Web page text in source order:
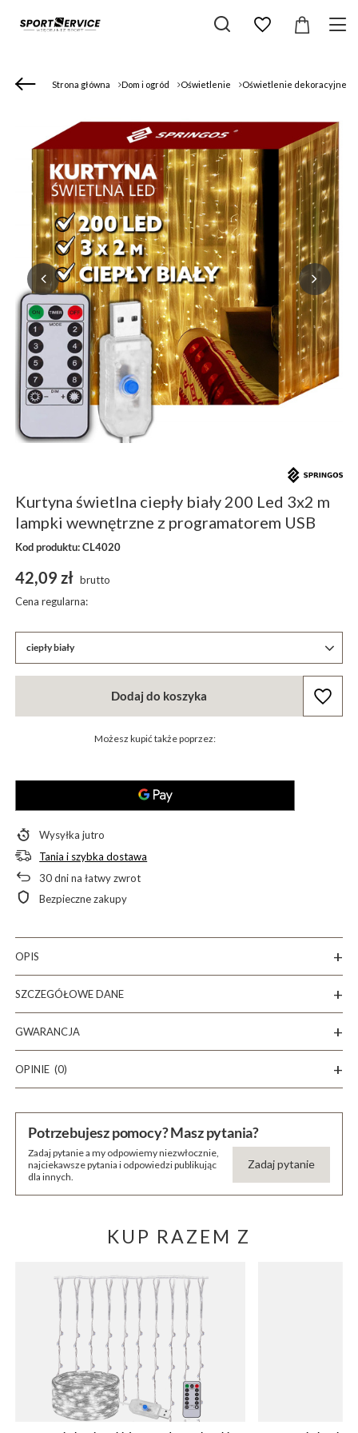
Strona główna Dom i ogród Oświetlenie Oświetlenie dekoracyjne
Kurtyna świetlna ciepły biały 200 Led 3x2 m
lampki wewnętrzne z programatorem USB
Kod produktu: CL4020
ciepły biały
42,09 zł brutto
Cena regularna:
Dodaj do koszyka
Możesz kupić także poprzez:
Wysyłkajutro
Tania i szybka dostawa
30dni na łatwy zwrot
Bezpieczne zakupy
OPIS
SZCZEGÓŁOWE DANE
GWARANCJA
OPINIE (0)
Potrzebujesz pomocy? Masz pytania?
Zadaj pytanie a my odpowiemy niezwłocznie,
najciekawsze pytania i odpowiedzi publikując
dla innych.
Zadaj pytanie
KUP RAZEM Z